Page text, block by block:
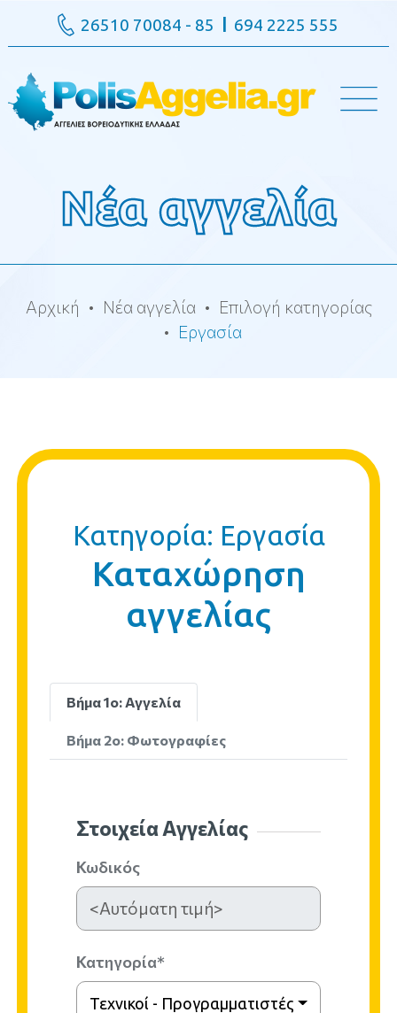
26510 70084 - 85 694 2225 555
Νέα αγγελία
Αρχική Νέα αγγελία
Επιλογή κατηγορίας
Εργασία
Κατηγορία: Εργασία
Καταχώρηση
αγγελίας
Βήμα 1ο: Αγγελία
Βήμα 2ο: Φωτογραφίες
Στοιχεία Αγγελίας
Κωδικός
Κατηγορία*
Τεχνικοί - Προγραμματιστές Η/Υ